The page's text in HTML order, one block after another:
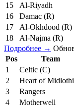
15
Al-Riyadh
16
Damac (R)
17
Al-Okhdood (R)
18
Al-Najma (R)
Подробнее →
Pos
Team
1
Celtic (C)
2
Heart of
3
Rangers
4
Motherwell